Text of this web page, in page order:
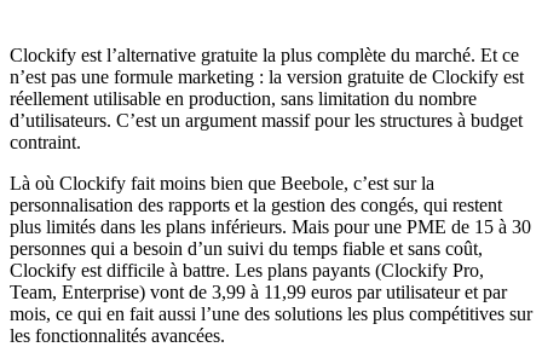
Clockify est l’alternative gratuite la plus complète du marché. Et ce
n’est pas une formule marketing : la version gratuite de Clockify est
réellement utilisable en production, sans limitation du nombre
d’utilisateurs. C’est un argument massif pour les structures à budget
contraint.
Là où Clockify fait moins bien que Beebole, c’est sur la
personnalisation des rapports et la gestion des congés, qui restent
plus limités dans les plans inférieurs. Mais pour une PME de 15 à 30
personnes qui a besoin d’un suivi du temps fiable et sans coût,
Clockify est difficile à battre. Les plans payants (Clockify Pro,
Team, Enterprise) vont de 3,99 à 11,99 euros par utilisateur et par
mois, ce qui en fait aussi l’une des solutions les plus compétitives sur
les fonctionnalités avancées.